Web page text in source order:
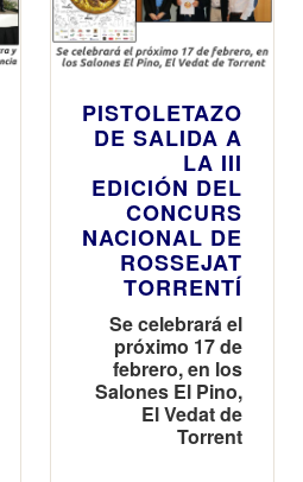
PISTOLETAZO
DE SALIDA A
LA III
EDICIÓN DEL
CONCURS
NACIONAL DE
ROSSEJAT
TORRENTÍ
Se celebrará el
próximo 17 de
febrero, en los
Salones El Pino,
El Vedat de
Torrent